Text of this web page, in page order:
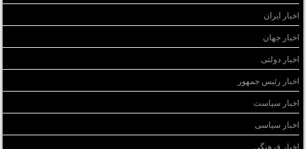
اخبار ایران
اخبار جهان
اخبار دولتی
اخبار رئیس جمهور
اخبار سیاست
اخبار سیاسی
اخبار فرهنگی